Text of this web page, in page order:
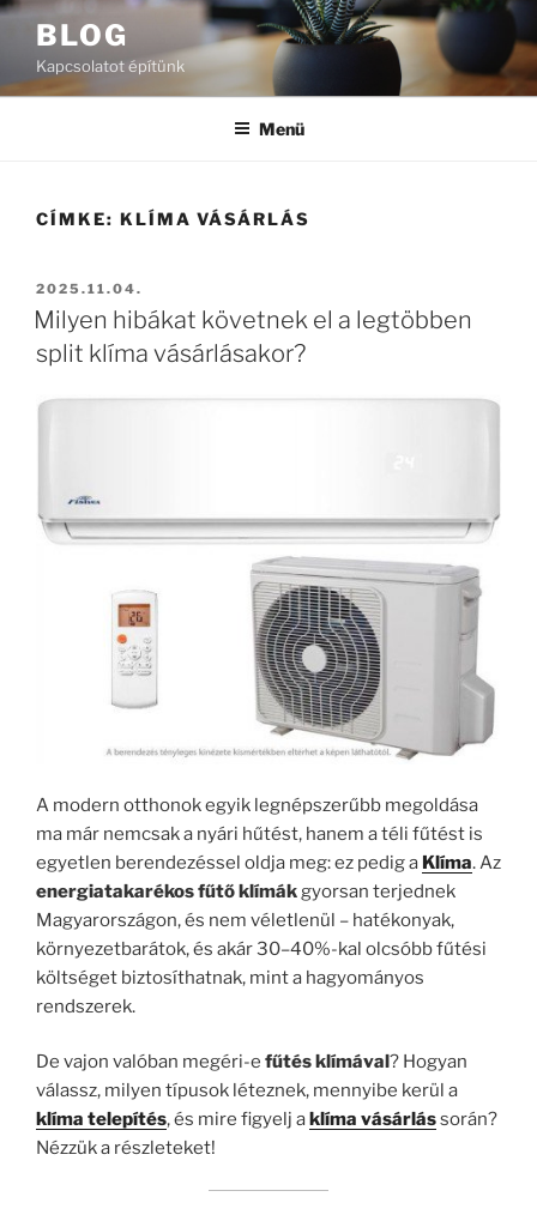
Tartalomhoz
BLOG
Kapcsolatot építünk
Menü
CÍMKE: KLÍMA VÁSÁRLÁS
BEKÜLDVE:
2025.11.04.
Milyen hibákat követnek el a legtöbben
split klíma vásárlásakor?
A modern otthonok egyik legnépszerűbb megoldása
ma már nemcsak a nyári hűtést, hanem a téli fűtést is
egyetlen berendezéssel oldja meg: ez pedig a Klíma. Az
energiatakarékos fűtő klímákgyorsan terjednek
Magyarországon, és nem véletlenül – hatékonyak,
környezetbarátok, és akár 30–40%-kal olcsóbb fűtési
költséget biztosíthatnak, mint a hagyományos
rendszerek.
De vajon valóban megéri-e fűtés klímával? Hogyan
válassz, milyen típusok léteznek, mennyibe kerül a
klíma telepítés, és mire figyelj aklíma vásárlássorán?
Nézzük a részleteket!